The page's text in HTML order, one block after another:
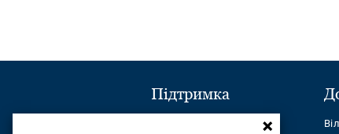
Підтримка
Надіслати повідомлення